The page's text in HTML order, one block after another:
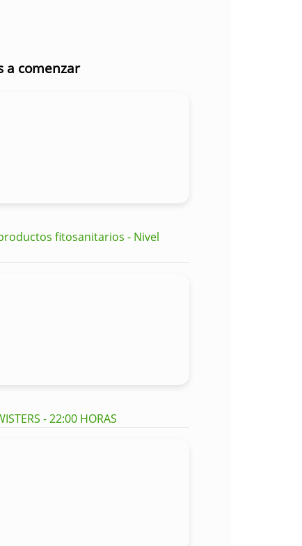
a comenzar
productos fitosanitarios - Nivel
- 22:00 HORAS